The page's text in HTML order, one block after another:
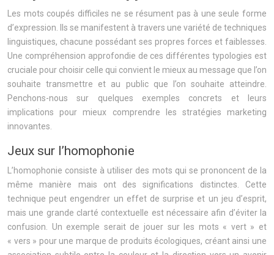
Les mots coupés difficiles ne se résument pas à une seule forme
d’expression. Ils se manifestent à travers une variété de techniques
linguistiques, chacune possédant ses propres forces et faiblesses.
Une compréhension approfondie de ces différentes typologies est
cruciale pour choisir celle qui convient le mieux au message que l’on
souhaite transmettre et au public que l’on souhaite atteindre.
Penchons-nous sur quelques exemples concrets et leurs
implications pour mieux comprendre les stratégies marketing
innovantes.
Jeux sur l’homophonie
L’homophonie consiste à utiliser des mots qui se prononcent de la
même manière mais ont des significations distinctes. Cette
technique peut engendrer un effet de surprise et un jeu d’esprit,
mais une grande clarté contextuelle est nécessaire afin d’éviter la
confusion. Un exemple serait de jouer sur les mots « vert » et
« vers » pour une marque de produits écologiques, créant ainsi une